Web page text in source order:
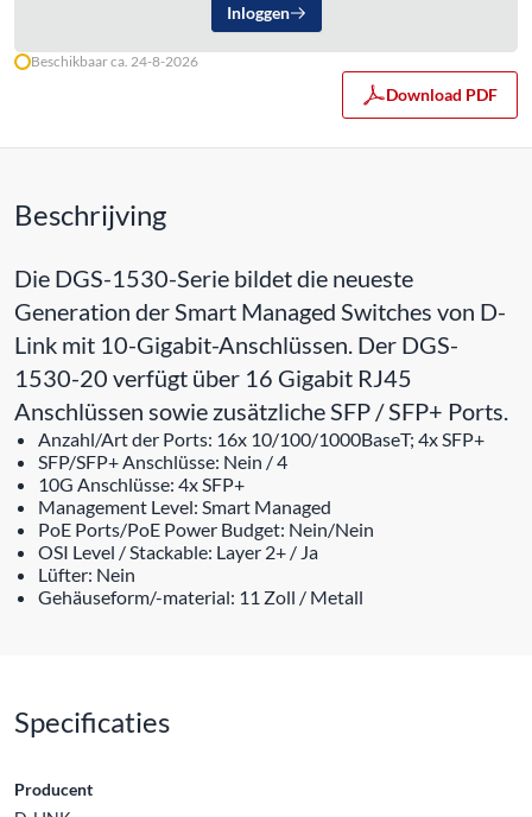
Inloggen
Beschikbaar ca. 24-8-2026
Download PDF
Beschrijving
Die DGS-1530-Serie bildet die neueste
Generation der Smart Managed Switches von D-
Link mit 10-Gigabit-Anschlüssen. Der DGS-
1530-20 verfügt über 16 Gigabit RJ45
Anschlüssen sowie zusätzliche SFP / SFP+ Ports.
Anzahl/Art der Ports: 16x 10/100/1000BaseT; 4x SFP+
SFP/SFP+ Anschlüsse: Nein / 4
10G Anschlüsse: 4x SFP+
Management Level: Smart Managed
PoE Ports/PoE Power Budget: Nein/Nein
OSI Level / Stackable: Layer 2+ / Ja
Lüfter: Nein
Gehäuseform/-material: 11 Zoll / Metall
Specificaties
Producent